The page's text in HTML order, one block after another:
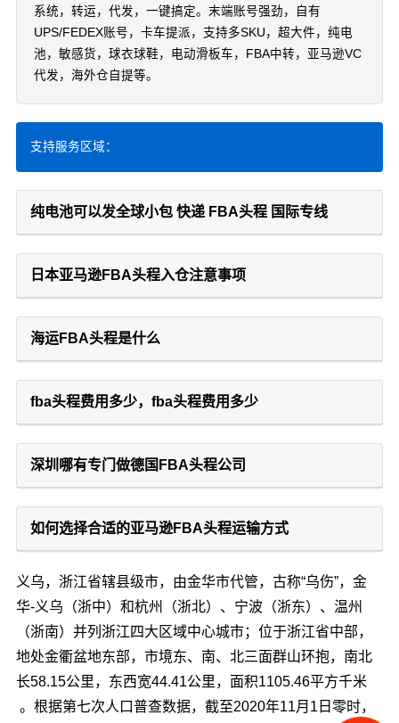
系统，转运，代发，一键搞定。末端账号强劲，自有
UPS/FEDEX账号，卡车提派，支持多SKU，超大件，纯电
池，敏感货，球衣球鞋，电动滑板车，FBA中转，亚马逊VC
代发，海外仓自提等。
支持服务区域：
纯电池可以发全球小包 快递 FBA头程 国际专线
日本亚马逊FBA头程入仓注意事项
海运FBA头程是什么
fba头程费用多少，fba头程费用多少
深圳哪有专门做德国FBA头程公司
如何选择合适的亚马逊FBA头程运输方式
义乌，浙江省辖县级市，由金华市代管，古称“乌伤”，金
华-义乌（浙中）和杭州（浙北）、宁波（浙东）、温州
（浙南）并列浙江四大区域中心城市；位于浙江省中部，
地处金衢盆地东部，市境东、南、北三面群山环抱，南北
长58.15公里，东西宽44.41公里，面积1105.46平方千米
。根据第七次人口普查数据，截至2020年11月1日零时，